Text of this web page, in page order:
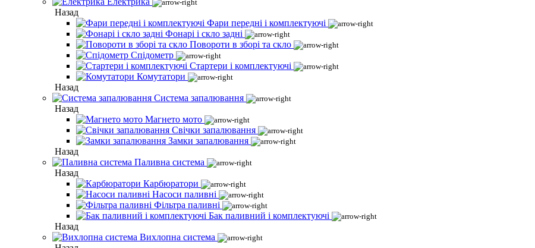
Назад
Фари передні і комплектуючі
Фонарі і скло задні
Повороти в зборі та скло
Спідометр
Стартери і комплектуючі
Комутатори
Назад
Система запалювання
Назад
Магнето мото
Свічки запалювання
Замки запалювання
Назад
Паливна система
Назад
Карбюратори
Насоси паливні
Фільтра паливні
Бак паливний і комплектуючі
Назад
Вихлопна система